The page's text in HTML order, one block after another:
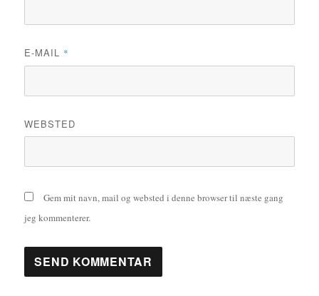
E-MAIL *
WEBSTED
Gem mit navn, mail og websted i denne browser til næste gang
jeg kommenterer.